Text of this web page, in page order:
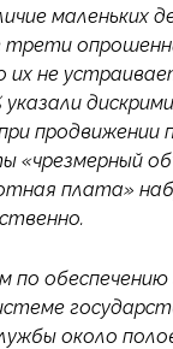
маленьких
трети
не
указали
продвижении
«чрезмерный
плата»
по обеспечению
около